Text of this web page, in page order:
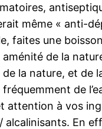
même « anti-
faites une
aménité de la
la nature, et de
de
attention à vos
alcalinisants. En